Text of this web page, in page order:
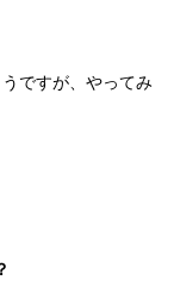
ですが、やってみ